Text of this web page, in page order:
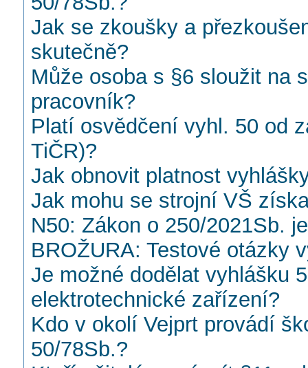
Jak se zkoušky a
skutečně?
Může osoba s §6 sloužit na
pracovník?
Platí osvědčení vyhl. 50 od
TiČR)?
Jak obnovit platnost
Jak mohu se strojní VŠ
N50: Zákon o 250/2021Sb.
BROŽURA: Testové otázky
Je možné dodělat vyhlášku
elektrotechnické zařízení?
Kdo v okolí Vejprt provádí
50/78Sb.?